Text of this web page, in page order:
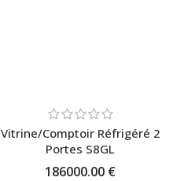
Vitrine/Comptoir Réfrigéré 2
Portes S8GL
186000.00 €